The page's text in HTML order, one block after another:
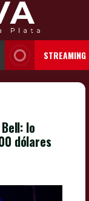
STREAMING
lo
dólares